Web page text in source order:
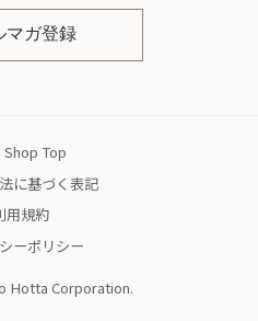
マガ登録
Shop Top
に基づく表記
用規約
ーポリシー
Hotta Corporation.